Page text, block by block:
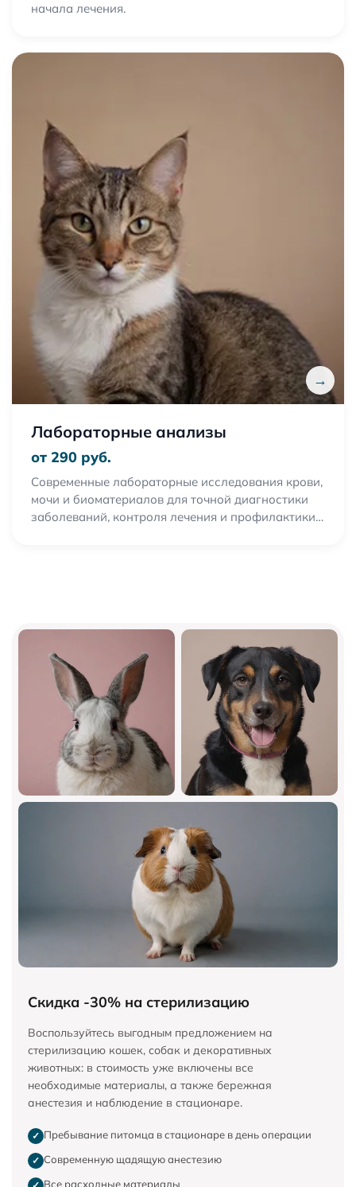
начала лечения.
→
Лабораторные анализы
от 290 руб.
Современные лабораторные исследования крови,
мочи и биоматериалов для точной диагностики
заболеваний, контроля лечения и профилактики
Скидка -30% на стерилизацию
Воспользуйтесь выгодным предложением на
стерилизацию кошек, собак и декоративных
животных: в стоимость уже включены все
необходимые материалы, а также бережная
анестезия и наблюдение в стационаре.
✓ Пребывание питомца в стационаре в день операции
✓ Современную щадящую анестезию
Все расходные материалы